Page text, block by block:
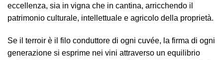
eccellenza, sia in vigna che in cantina, arricchendo il
patrimonio culturale, intellettuale e agricolo della proprietà.
Se il terroir è il filo conduttore di ogni cuvée, la firma di ogni
generazione si esprime nei vini attraverso un equilibrio